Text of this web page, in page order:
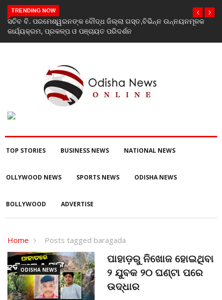
TRENDING NOW
India’s youth greatest strength, potential unmatched globally:
Rahul Gandhi at ‘Chhatron Ki Goonj’ event
TOP STORIES BUSINESS NEWS NATIONAL NEWS
OLLYWOOD NEWS SPORTS NEWS ODISHA NEWS
BOLLYWOOD ADVERTISE
Home Posts tagged baragada
ODISHA NEWS
ପାହାଡ଼ରୁ ନିଖୋଜ ହୋଇଥିବା
୨ ଯୁବକ ୨୦ ଘଣ୍ଟା ପରେ
ଉଦ୍ଧାର